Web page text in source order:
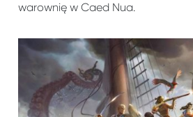
warownię w Caed Nua.